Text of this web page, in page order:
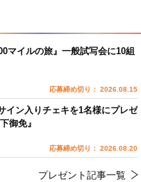
マイルの旅』一般試写会に10組
応募締め切り： 2026.08.15
イン入りチェキを1名様にプレゼ
御免』
応募締め切り： 2026.08.20
プレゼント記事一覧